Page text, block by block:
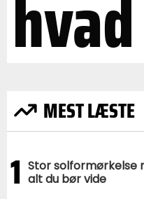
MEST LÆSTE
1 Stor solformørkelse
alt du bør vide